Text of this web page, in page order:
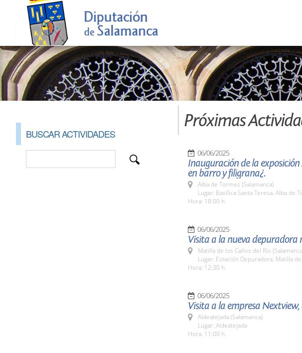
BUSCAR ACTIVIDADES
Próximas
06/06/2025
Inauguración de la
en barro y filigrana¿.
Alba de Tormes (Salamanca)
Lugar: Basílica Santa Teresa. Alba de
Hora: 18:00 h.
06/06/2025
Visita a la nueva depuradora
Matilla de los Caños del Río
Lugar: Estación Depuradora. Matilla
Hora: 12:30 h.
06/06/2025
Visita a la empresa
Aldeatejada (Salamanca)
Lugar: Aldeatejada
Hora: 11:00 h.